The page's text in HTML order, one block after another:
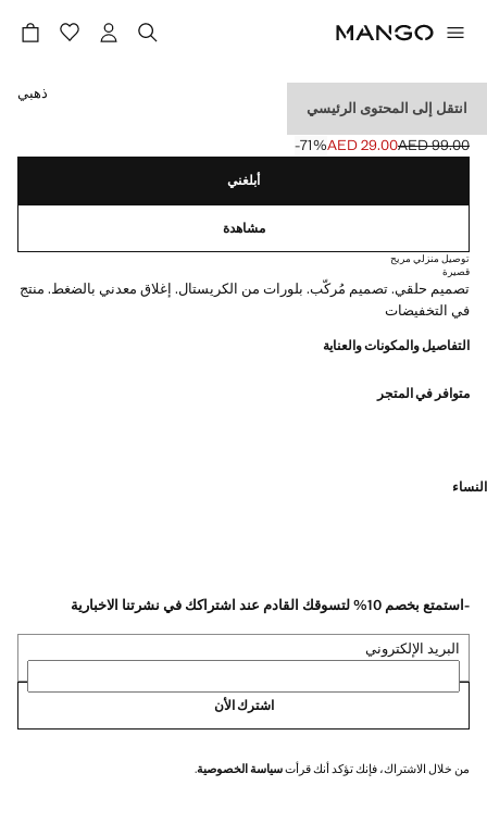
انتقل إلى المحتوى الرئيسي
مجموعة أقراط مختلطة
السعر الأول محذوف [AED 99.00 ]
AED 99.00
السعر الحالي [AED 29.00 ]AED 29.00
‎-71‎%‎
حدد اللون
ذهبي
أبلغني
مشاهدة
توصيل منزلي مريح
قصيرة
تصميم حلقي. تصميم مُركّب. بلورات من الكريستال. إغلاق معدني بالضغط. منتج
في التخفيضات
التفاصيل والمكونات والعناية
متوافر في المتجر
النساء
-استمتع بخصم 10% لتسوقك القادم عند اشتراكك في نشرتنا الاخبارية
البريد الإلكتروني
اشترك الأن
من خلال الاشتراك، فإنك تؤكد أنك قرأتسياسة الخصوصية.